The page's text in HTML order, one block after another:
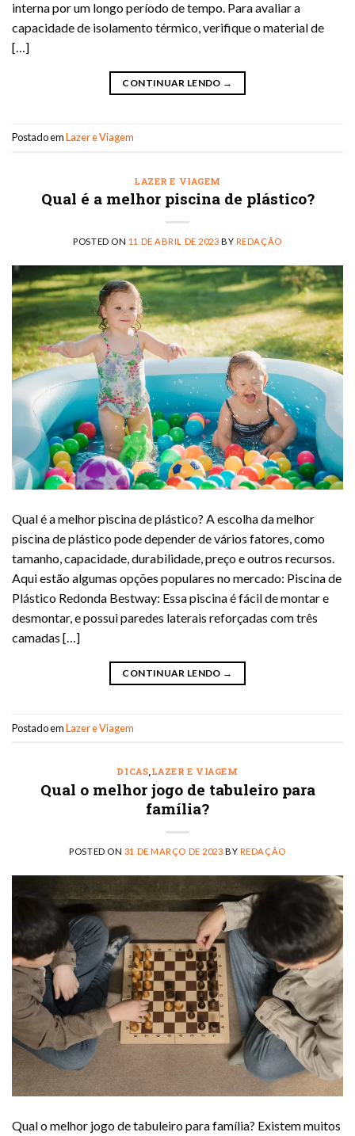
interna por um longo período de tempo. Para avaliar a
capacidade de isolamento térmico, verifique o material de
[…]
CONTINUAR LENDO →
Postado emLazer e Viagem
LAZER E VIAGEM
Qual é a melhor piscina de plástico?
POSTED ON 11 DE ABRIL DE 2023 BY REDAÇÃO
Qual é a melhor piscina de plástico? A escolha da melhor
piscina de plástico pode depender de vários fatores, como
tamanho, capacidade, durabilidade, preço e outros recursos.
Aqui estão algumas opções populares no mercado: Piscina de
Plástico Redonda Bestway: Essa piscina é fácil de montar e
desmontar, e possui paredes laterais reforçadas com três
camadas […]
CONTINUAR LENDO →
Postado emLazer e Viagem
DICAS,LAZER E VIAGEM
Qual o melhor jogo de tabuleiro para
família?
POSTED ON 31 DE MARÇO DE 2023 BY REDAÇÃO
Qual o melhor jogo de tabuleiro para família? Existem muitos